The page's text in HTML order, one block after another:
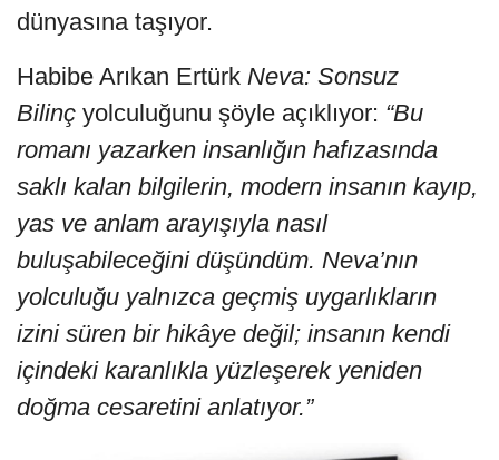
dünyasına taşıyor.
Habibe Arıkan Ertürk Neva: Sonsuz
Bilinç yolculuğunu şöyle açıklıyor: “Bu
romanı yazarken insanlığın hafızasında
saklı kalan bilgilerin, modern insanın kayıp,
yas ve anlam arayışıyla nasıl
buluşabileceğini düşündüm. Neva’nın
yolculuğu yalnızca geçmiş uygarlıkların
izini süren bir hikâye değil; insanın kendi
içindeki karanlıkla yüzleşerek yeniden
doğma cesaretini anlatıyor.”